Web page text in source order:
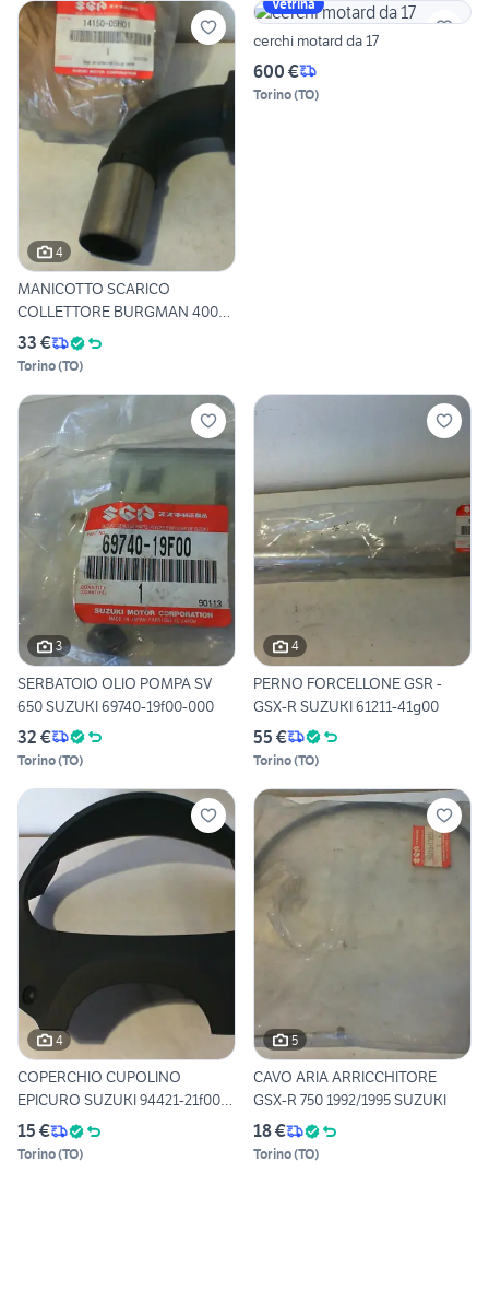
4
MANICOTTO SCARICO
COLLETTORE BURGMAN 400
K8/K9/L0
33 €
Torino(TO)
Vetrina
cerchi motard da 17
600 €
Torino(TO)
3
SERBATOIO OLIO POMPA SV
650 SUZUKI 69740-19f00-000
32 €
Torino(TO)
4
PERNO FORCELLONE GSR -
GSX-R SUZUKI 61211-41g00
55 €
Torino(TO)
4
COPERCHIO CUPOLINO
EPICURO SUZUKI 94421-21f00-
y0j
15 €
Torino(TO)
5
CAVO ARIA ARRICCHITORE
GSX-R 750 1992/1995 SUZUKI
18 €
Torino(TO)